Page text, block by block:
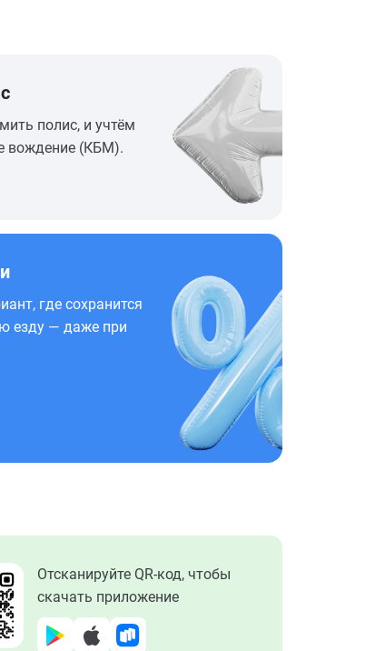
полис, и учтём
вождение (КБМ).
где сохранится
езду — даже при
Отсканируйте QR-код, чтобы
скачать приложение